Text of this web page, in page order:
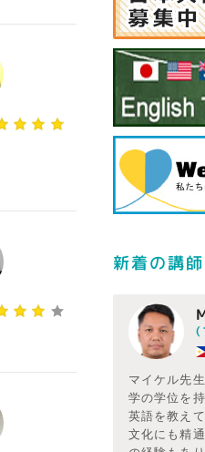
新着の講師
マイケル先
学の学位を
英語を教え
文化にも精